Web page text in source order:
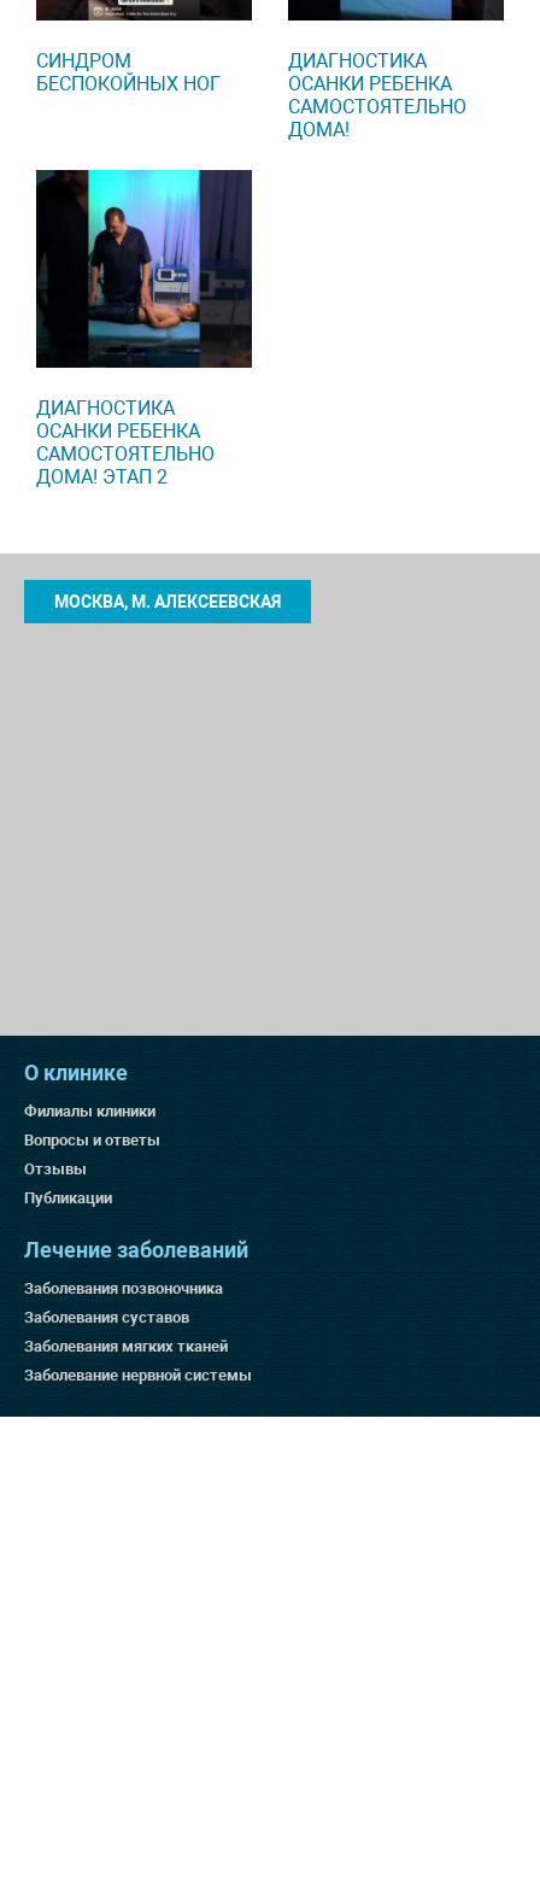
СИНДРОМ
БЕСПОКОЙНЫХ НОГ
ДИАГНОСТИКА
ОСАНКИ РЕБЕНКА
САМОСТОЯТЕЛЬНО
ДОМА!
ДИАГНОСТИКА
ОСАНКИ РЕБЕНКА
САМОСТОЯТЕЛЬНО
ДОМА! ЭТАП 2
МОСКВА, М. АЛЕКСЕЕВСКАЯ
О клинике
Филиалы клиники
Вопросы и ответы
Отзывы
Публикации
Лечение заболеваний
Заболевания позвоночника
Заболевания суставов
Заболевания мягких тканей
Заболевание нервной системы